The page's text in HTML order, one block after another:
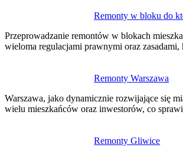
Remonty w bloku do
Przeprowadzanie remontów w blokach
wieloma regulacjami prawnymi oraz
Remonty Warszawa
Warszawa, jako dynamicznie rozwijające się
wielu mieszkańców oraz inwestorów, co
Remonty Gliwice
wpisu